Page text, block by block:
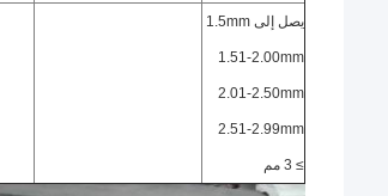
يصل إلى 1.5mm
1.51-2.00mm
2.01-2.50mm
2.51-2.99mm
≥ 3 مم